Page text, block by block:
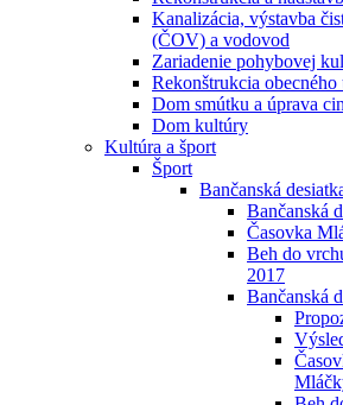
Kanalizácia, výstavba
(ČOV) a vodovod
Zariadenie pohybovej
Rekonštrukcia obecného
Dom smútku a úprava
Dom kultúry
Kultúra a šport
Šport
Bančanská
Bančanská
Časovka
Beh do
2017
Bančanská